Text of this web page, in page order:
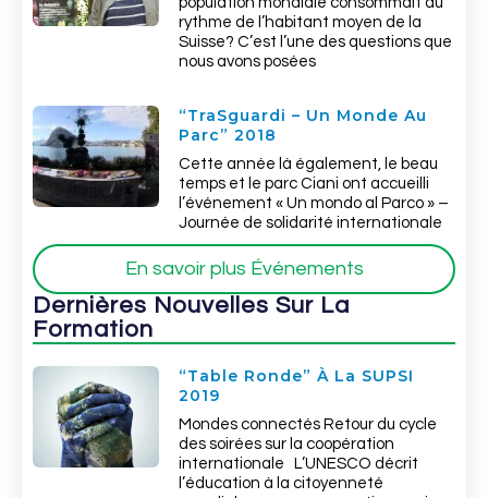
rythme de l’habitant moyen de la
Suisse? C’est l’une des questions que
nous avons posées
“TraSguardi – Un Monde Au
Parc” 2018
Cette année là également, le beau
temps et le parc Ciani ont accueilli
l’événement « Un mondo al Parco » –
Journée de solidarité internationale
En savoir plus Événements
Dernières Nouvelles Sur La
Formation
“Table Ronde” À La SUPSI
2019
Mondes connectés Retour du cycle
des soirées sur la coopération
internationale L’UNESCO décrit
l’éducation à la citoyenneté